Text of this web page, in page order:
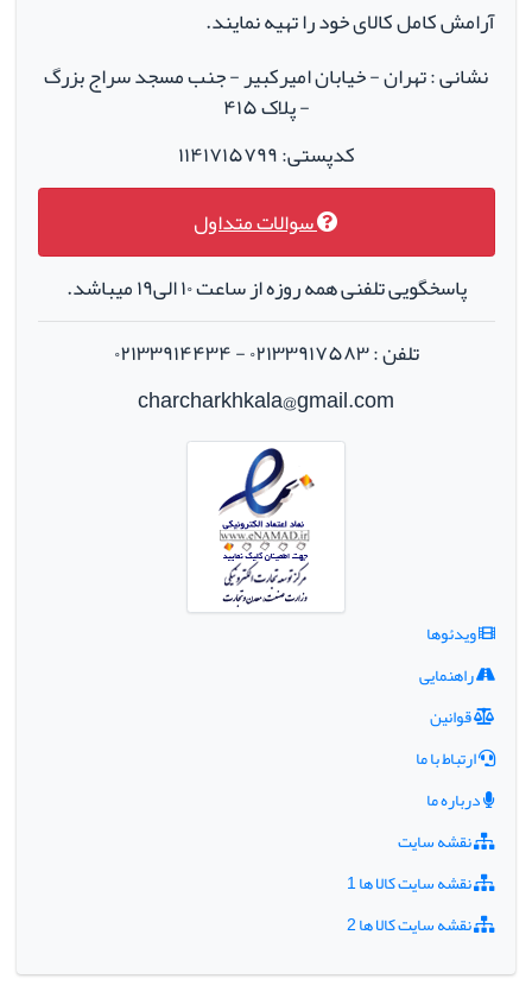
آرامش کامل کالای خود را تهیه نمایند.
نشانی : تهران - خیابان امیرکبیر - جنب مسجد سراج بزرگ
- پلاک ۴۱۵
کدپستی: ۱۱۴۱۷۱۵۷۹۹
سوالات متداول
پاسخگویی تلفنی همه روزه از ساعت ۱۰ الی۱۹ میباشد.
تلفن : ۰۲۱۳۳۹۱۷۵۸۳ - ۰۲۱۳۳۹۱۴۴۳۴
charcharkhkala@gmail.com
ویدئوها
راهنمایی
قوانین
ارتباط با ما
درباره ما
نقشه سایت
نقشه سایت کالا ها 1
نقشه سایت کالا ها 2